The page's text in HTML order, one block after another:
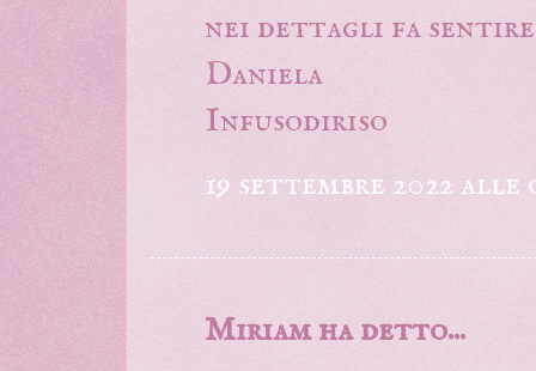
nei dettagli fa sentire
Daniela
Infusodiriso
19 settembre 2022 alle
Miriam ha detto...